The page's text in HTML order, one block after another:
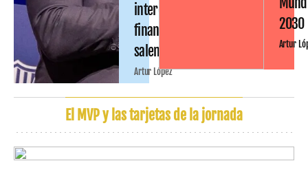
intereses
financieros
salen caros
Artur López
2030
Artur
El MVP y las tarjetas de la jornada